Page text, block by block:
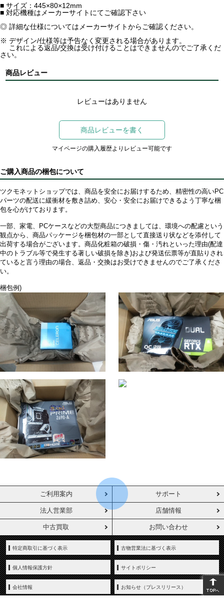
■ サイズ：445×80×12mm
■ 対応機種はメーカーサイトにてご確認下さい
◎ 詳細な仕様についてはメーカーサイトからご確認ください。
※ デザイン/仕様等は予告なく変更される場合があります。
これによる返品/交換は受け付けることはできませんのでご了承くだ
さい。
商品レビュー
レビューはありません
商品レビューを書く
マイページの購入履歴よりレビュー可能です
ご購入商品の梱包について
ツクモネットショップでは、商品を安全にお届けするため、精密性の高いPC
パーツの配送に緩衝材を敷き詰め、安心・安全にお届けできるよう丁寧な梱
包を心がけております。
一部、家電、PCケースなどの大型商品につきましては、環境への配慮という
観点から、商品パッケージを梱包材の一部として直接送り状などを添付して
出荷する場合がございます。商品化粧箱の破損・傷・汚れといった理由(配達
中のトラブル等で発生する著しい破損を除き)および発送伝票等が直貼りされ
ていると言う理由の場合、返品・交換はお受けできませんのでご了承くださ
い。
梱包例)
ご利用案内 サポート
法人営業部 店舗情報
中古買取 お問い合わせ
特定商取引に基づく表示 古物営業法に基づく表示
個人情報保護方針 サイトポリシー
会社情報 お知らせ（プレスリリース）